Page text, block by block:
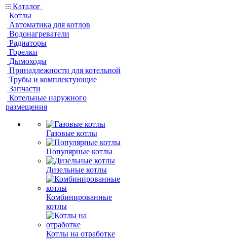
Каталог
Котлы
Автоматика для котлов
Водонагреватели
Радиаторы
Горелки
Дымоходы
Принадлежности для котельной
Трубы и комплектующие
Запчасти
Котельные наружного
размещения
Газовые котлы
Популярные котлы
Дизельные котлы
Комбинированные
котлы
Котлы на отработке